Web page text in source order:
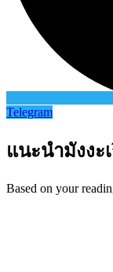
Telegram
แนะนำมังงะ
Based on your